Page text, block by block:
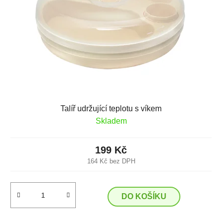
Talíř udržující teplotu s víkem
Skladem
164 Kč bez DPH
199 Kč
DO KOŠÍKU